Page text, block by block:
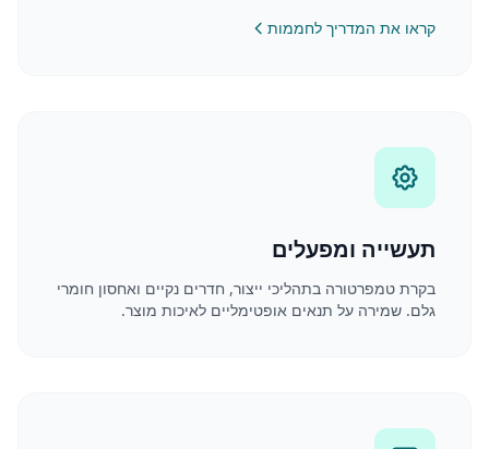
קראו את המדריך לחממות
תעשייה ומפעלים
בקרת טמפרטורה בתהליכי ייצור, חדרים נקיים ואחסון חומרי
גלם. שמירה על תנאים אופטימליים לאיכות מוצר.